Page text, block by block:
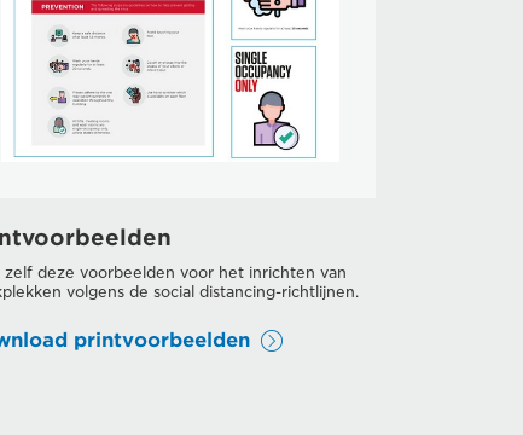
zelf deze voorbeelden voor het inrichten van
volgens de social distancing-richtlijnen.
printvoorbeelden